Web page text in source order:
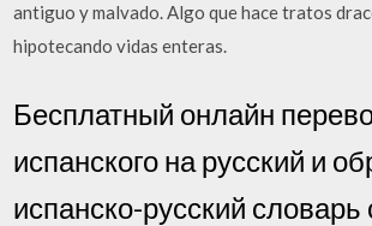
antiguo y malvado. Algo que hace tratos
hipotecando vidas enteras.
Бесплатный онлайн
испанского на русский и
испанско-русский словарь